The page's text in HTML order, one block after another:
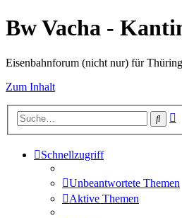
Bw Vacha -
Eisenbahnforum (nicht nur) für
Zum Inhalt
Suche
Schnellzugriff
Unbeantwortete Themen
Aktive Themen